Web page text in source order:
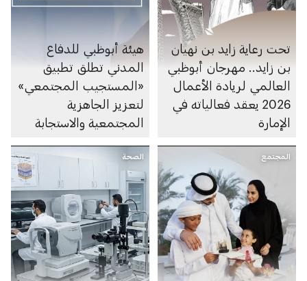
تحت رعاية زايد بن نهيان
بن زايد.. مهرجان أبوظبي
العالمي لريادة الأعمال
2026 يعقد فعالياته في
الإمارة
هيئة أبوظبي للدفاع
المدني تطلق تطبيق
«المستجيب المجتمعي»
لتعزيز الجاهزية
المجتمعية والاستجابة
المجتمع الصحة